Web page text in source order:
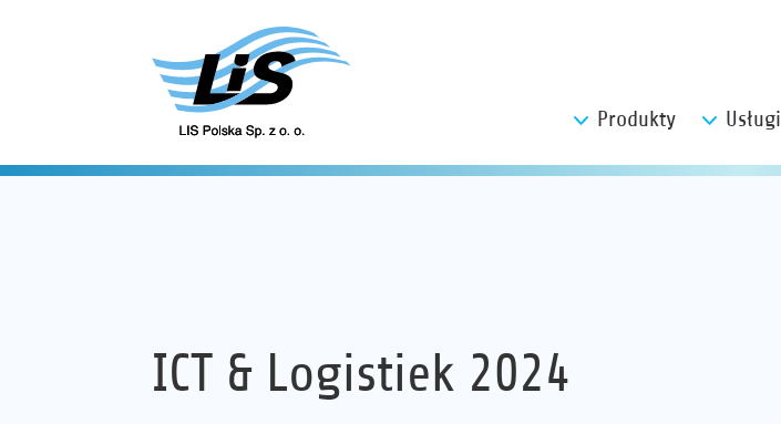
Produkty Usługi
ICT & Logistiek 2024